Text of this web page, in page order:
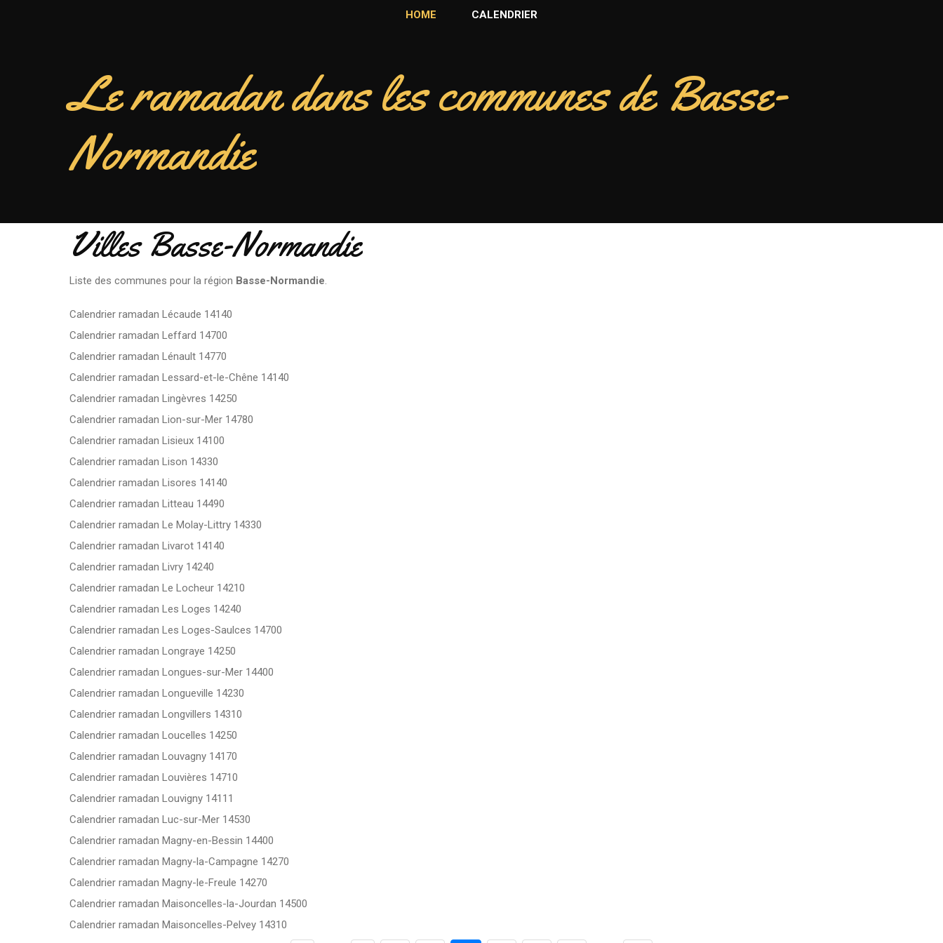
HOME CALENDRIER
Le ramadan dans les communes de Basse-
Normandie
Villes Basse-Normandie
Liste des communes pour la région Basse-Normandie.
Calendrier ramadan Lécaude 14140
Calendrier ramadan Leffard 14700
Calendrier ramadan Lénault 14770
Calendrier ramadan Lessard-et-le-Chêne 14140
Calendrier ramadan Lingèvres 14250
Calendrier ramadan Lion-sur-Mer 14780
Calendrier ramadan Lisieux 14100
Calendrier ramadan Lison 14330
Calendrier ramadan Lisores 14140
Calendrier ramadan Litteau 14490
Calendrier ramadan Le Molay-Littry 14330
Calendrier ramadan Livarot 14140
Calendrier ramadan Livry 14240
Calendrier ramadan Le Locheur 14210
Calendrier ramadan Les Loges 14240
Calendrier ramadan Les Loges-Saulces 14700
Calendrier ramadan Longraye 14250
Calendrier ramadan Longues-sur-Mer 14400
Calendrier ramadan Longueville 14230
Calendrier ramadan Longvillers 14310
Calendrier ramadan Loucelles 14250
Calendrier ramadan Louvagny 14170
Calendrier ramadan Louvières 14710
Calendrier ramadan Louvigny 14111
Calendrier ramadan Luc-sur-Mer 14530
Calendrier ramadan Magny-en-Bessin 14400
Calendrier ramadan Magny-la-Campagne 14270
Calendrier ramadan Magny-le-Freule 14270
Calendrier ramadan Maisoncelles-la-Jourdan 14500
Calendrier ramadan Maisoncelles-Pelvey 14310